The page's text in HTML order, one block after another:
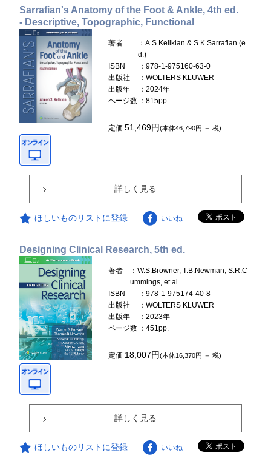
Sarrafian's Anatomy of the Foot & Ankle, 4th ed.
- Descriptive, Topographic, Functional
著者
：A.S.Kelikian & S.K.Sarrafian (e
d.)
ISBN
：978-1-975160-63-0
出版社
：WOLTERS KLUWER
出版年
：2024年
ページ数 ：815pp.
定価51,469円(本体46,790円 ＋ 税)
詳しく見る
ほしいものリストに登録 いいね
Designing Clinical Research, 5th ed.
著者
：W.S.Browner, T.B.Newman, S.R.C
ummings, et al.
ISBN
：978-1-975174-40-8
出版社
：WOLTERS KLUWER
出版年
：2023年
ページ数 ：451pp.
定価 18,007円(本体16,370円 ＋ 税)
詳しく見る
ほしいものリストに登録 いいね